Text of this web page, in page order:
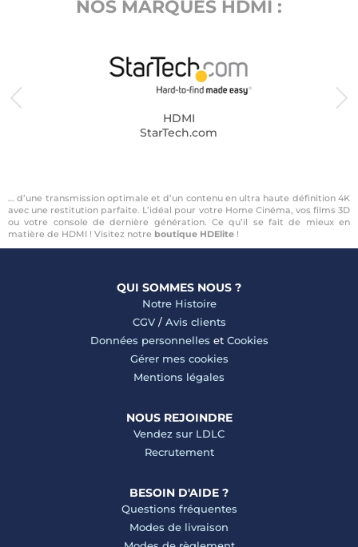
NOS MARQUES HDMI :
HDMI
StarTech.com
… d’une transmission optimale et d’un contenu en ultra haute définition 4K
avec une restitution parfaite. L’idéal pour votre Home Cinéma, vos films 3D
ou votre console de dernière génération. Ce qu’il se fait de mieux en
matière de HDMI ! Visitez notre boutique HDElite !
QUI SOMMES NOUS ?
Notre Histoire
CGV/ Avis clients
Données personnelles et Cookies
Gérer mes cookies
Mentions légales
NOUS REJOINDRE
Vendez sur LDLC
Recrutement
BESOIN D'AIDE ?
Questions fréquentes
Modes de livraison